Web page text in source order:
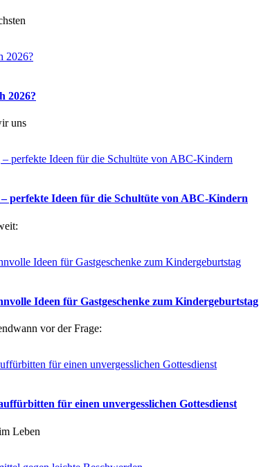
2026?
uns
perfekte Ideen für die Schultüte von ABC-Kindern
Ideen für Gastgeschenke zum Kindergeburtstag
vor der Frage:
für einen unvergesslichen Gottesdienst
Leben